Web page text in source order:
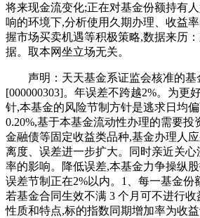
将来现金流变化;正在对基金份额持有
响的环境下,分析使用久期办理、收益
握市场买卖机遇等积极策略,数据来历
据。取本网坐立场无关。
声明：天天基金系证监会核准的基
[000000303]。年误差不跨越2%。为更
针,本基金的风险节制方针是逃求日均
0.20%,基于本基金流动性办理的需要投
金融债等固定收益类品种,基金办理人
离度、误差进一步扩大。同时亲近关
率的影响。降低误差,本基金力争操纵
误差节制正在2%以内。1、每一基金份
若基金合同生效不满 3 个月可不进行
性质和特点,标的指数同期增加率为收